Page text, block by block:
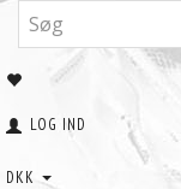
LOG IND
DKK